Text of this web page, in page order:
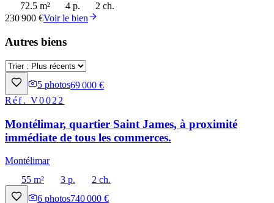
72.5 m² 4 p.
2 ch.
230 900 €Voir le bien
Autres biens
5 photos69 000 €
Réf.V0022
Montélimar, quartier Saint James, à proximité
immédiate de tous les commerces.
Montélimar
55 m²
3 p.
2 ch.
6 photos740 000 €